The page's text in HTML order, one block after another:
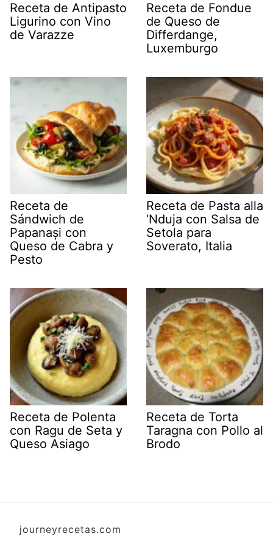
Receta de Antipasto
Ligurino con Vino
de Varazze
Receta de Fondue
de Queso de
Differdange,
Luxemburgo
Receta de
Sándwich de
Papanași con
Queso de Cabra y
Pesto
Receta de Pasta alla
‘Nduja con Salsa de
Setola para
Soverato, Italia
Receta de Polenta
con Ragu de Seta y
Queso Asiago
Receta de Torta
Taragna con Pollo al
Brodo
journeyrecetas.com